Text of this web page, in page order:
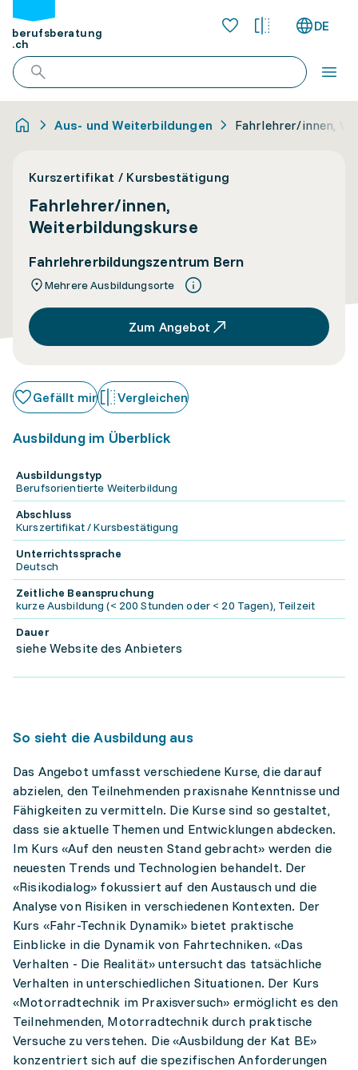
berufsberatung
.ch
DE
Aus- und Weiterbildungen Fahrlehrer/innen,
Kurszertifikat / Kursbestätigung
Fahrlehrer/innen,
Weiterbildungskurse
Fahrlehrerbildungszentrum Bern
Mehrere Ausbildungsorte
Zum Angebot
Gefällt mir Vergleichen
Ausbildung im Überblick
Ausbildungstyp
Berufsorientierte Weiterbildung
Abschluss
Kurszertifikat / Kursbestätigung
Unterrichtssprache
Deutsch
Zeitliche Beanspruchung
kurze Ausbildung (< 200 Stunden oder < 20 Tagen), Teilzeit
Dauer
siehe Website des Anbieters
So sieht die Ausbildung aus
Das Angebot umfasst verschiedene Kurse, die darauf
abzielen, den Teilnehmenden praxisnahe Kenntnisse und
Fähigkeiten zu vermitteln. Die Kurse sind so gestaltet,
dass sie aktuelle Themen und Entwicklungen abdecken.
Im Kurs «Auf den neusten Stand gebracht» werden die
neuesten Trends und Technologien behandelt. Der
«Risikodialog» fokussiert auf den Austausch und die
Analyse von Risiken in verschiedenen Kontexten. Der
Kurs «Fahr-Technik Dynamik» bietet praktische
Einblicke in die Dynamik von Fahrtechniken. «Das
Verhalten - Die Realität» untersucht das tatsächliche
Verhalten in unterschiedlichen Situationen. Der Kurs
«Motorradtechnik im Praxisversuch» ermöglicht es den
Teilnehmenden, Motorradtechnik durch praktische
Versuche zu verstehen. Die «Ausbildung der Kat BE»
konzentriert sich auf die spezifischen Anforderungen